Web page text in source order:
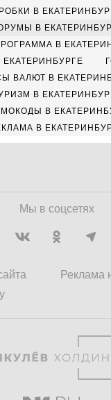
В
В
В
ВАЛЮТ В
В
В
В
Мы в соцсетях
Реклама